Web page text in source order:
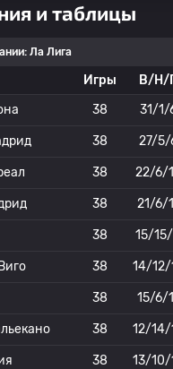
и таблицы
Ла Лига
Игры В/Н/
38 31/1/
38 27/5/
38 22/6/
38 21/6/
38 15/
38 14/12/
38 15/6/
38 12/14/
38 13/10/